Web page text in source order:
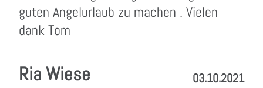
guten Angelurlaub zu machen . Vielen
dank Tom
Ria Wiese 03.10.2021